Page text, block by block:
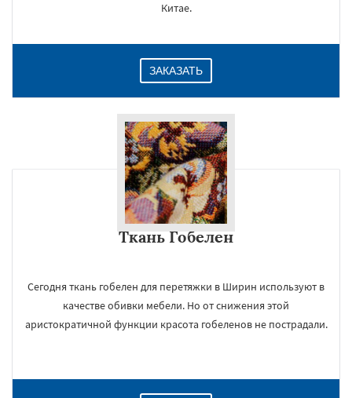
Китае.
ЗАКАЗАТЬ
Ткань Гобелен
Сегодня ткань гобелен для перетяжки в Ширин используют в
качестве обивки мебели. Но от снижения этой
аристократичной функции красота гобеленов не пострадали.